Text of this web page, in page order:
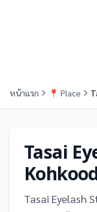
หน้าแรก 📍 Place
Tasai
Tasai Eyelash